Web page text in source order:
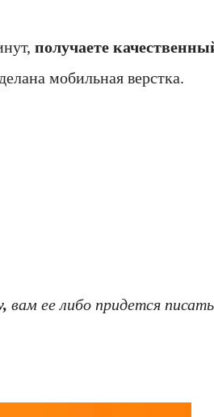
получаете
мобильная верстка.
вам ее либо придется